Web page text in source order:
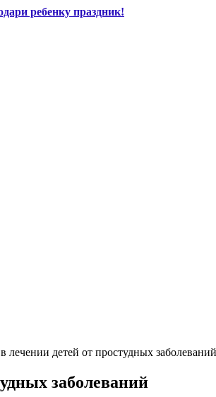
ребенку праздник!
лечении детей от простудных заболеваний
заболеваний